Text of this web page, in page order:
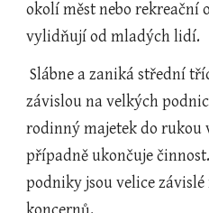
okolí měst nebo rekreační
vylidňují od mladých lidí.
Slábne a zaniká střední třída, jednak se stává
závislou na velkých
rodinný majetek do rukou
případně ukončuje
podniky jsou velice